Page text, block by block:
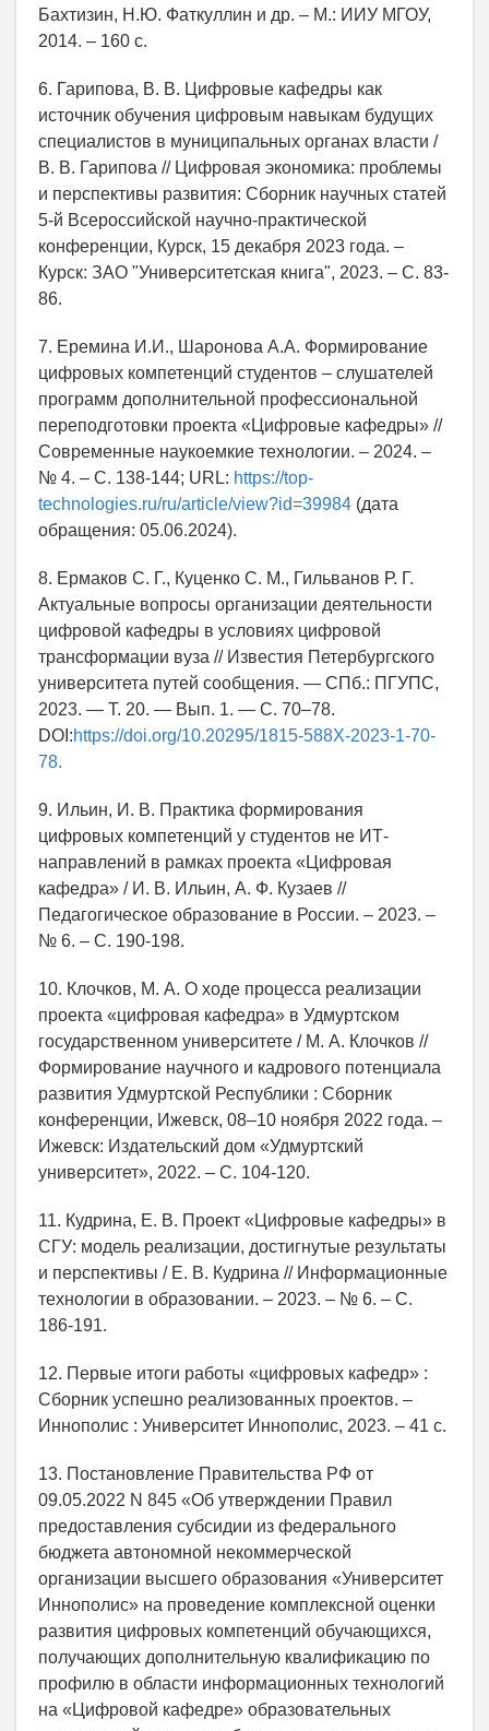
Бахтизин, Н.Ю. Фаткуллин и др. – М.: ИИУ МГОУ,
2014. – 160 с.
6. Гарипова, В. В. Цифровые кафедры как
источник обучения цифровым навыкам будущих
специалистов в муниципальных органах власти /
В. В. Гарипова // Цифровая экономика: проблемы
и перспективы развития: Сборник научных статей
5-й Всероссийской научно-практической
конференции, Курск, 15 декабря 2023 года. –
Курск: ЗАО "Университетская книга", 2023. – С. 83-
86.
7. Еремина И.И., Шаронова А.А. Формирование
цифровых компетенций студентов – слушателей
программ дополнительной профессиональной
переподготовки проекта «Цифровые кафедры» //
Современные наукоемкие технологии. – 2024. –
№ 4. – С. 138-144; URL: https://top-
technologies.ru/ru/article/view?id=39984 (дата
обращения: 05.06.2024).
8. Ермаков С. Г., Куценко С. М., Гильванов Р. Г.
Актуальные вопросы организации деятельности
цифровой кафедры в условиях цифровой
трансформации вуза // Известия Петербургского
университета путей сообщения. — СПб.: ПГУПС,
2023. — Т. 20. — Вып. 1. — С. 70–78.
DOI:https://doi.org/10.20295/1815-588X-2023-1-70-
78.
9. Ильин, И. В. Практика формирования
цифровых компетенций у студентов не ИТ-
направлений в рамках проекта «Цифровая
кафедра» / И. В. Ильин, А. Ф. Кузаев //
Педагогическое образование в России. – 2023. –
№ 6. – С. 190-198.
10. Клочков, М. А. О ходе процесса реализации
проекта «цифровая кафедра» в Удмуртском
государственном университете / М. А. Клочков //
Формирование научного и кадрового потенциала
развития Удмуртской Республики : Сборник
конференции, Ижевск, 08–10 ноября 2022 года. –
Ижевск: Издательский дом «Удмуртский
университет», 2022. – С. 104-120.
11. Кудрина, Е. В. Проект «Цифровые кафедры» в
СГУ: модель реализации, достигнутые результаты
и перспективы / Е. В. Кудрина // Информационные
технологии в образовании. – 2023. – № 6. – С.
186-191.
12. Первые итоги работы «цифровых кафедр» :
Сборник успешно реализованных проектов. –
Иннополис : Университет Иннополис, 2023. – 41 с.
13. Постановление Правительства РФ от
09.05.2022 N 845 «Об утверждении Правил
предоставления субсидии из федерального
бюджета автономной некоммерческой
организации высшего образования «Университет
Иннополис» на проведение комплексной оценки
развития цифровых компетенций обучающихся,
получающих дополнительную квалификацию по
профилю в области информационных технологий
на «Цифровой кафедре» образовательных